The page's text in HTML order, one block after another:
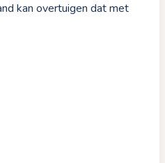
kan overtuigen dat met